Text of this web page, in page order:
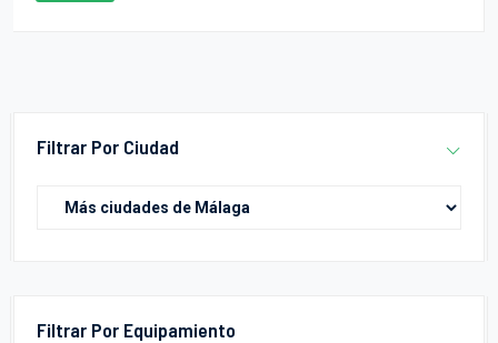
Filtrar Por Ciudad
Filtrar Por Equipamiento